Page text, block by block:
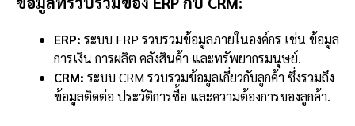
ERP: ระบบ ERP รวบรวมข้อมูลภายในองค์กร เช่น ข้อมูล
การเงิน การผลิต คลังสินค้า และทรัพยากรมนุษย์.
CRM: ระบบ CRM รวบรวมข้อมูลเกี่ยวกับลูกค้า ซึ่งรวมถึง
ข้อมูลติดต่อ ประวัติการซื้อ และความต้องการของลูกค้า.